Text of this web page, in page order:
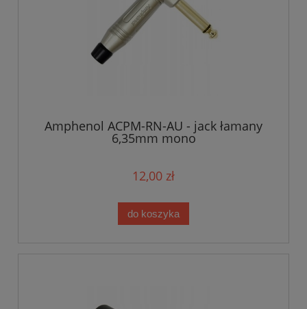
Amphenol ACPM-RN-AU - jack łamany
6,35mm mono
12,00 zł
do koszyka